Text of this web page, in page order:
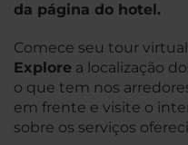
da página do hotel.
Comece seu tour
Explore a localização
o que tem nos
em frente e visite o
sobre os serviços